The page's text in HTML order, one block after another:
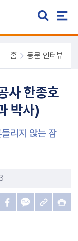
홈 동문 인터뷰
사 한종호
박사)
들리지 않는 잠